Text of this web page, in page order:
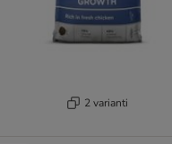
2 varianti